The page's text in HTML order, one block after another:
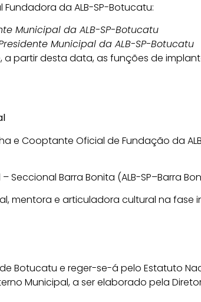
da ALB-SP-Botucatu:
Municipal da ALB-SP-Botucatu
Municipal da ALB-SP-Botucatu
a partir desta data, as funções de
e Cooptante Oficial de Fundação da
Seccional Barra Bonita (ALB-SP–Barra
mentora e articuladora cultural na fase
Botucatu e reger-se-á pelo Estatuto
Municipal, a ser elaborado pela